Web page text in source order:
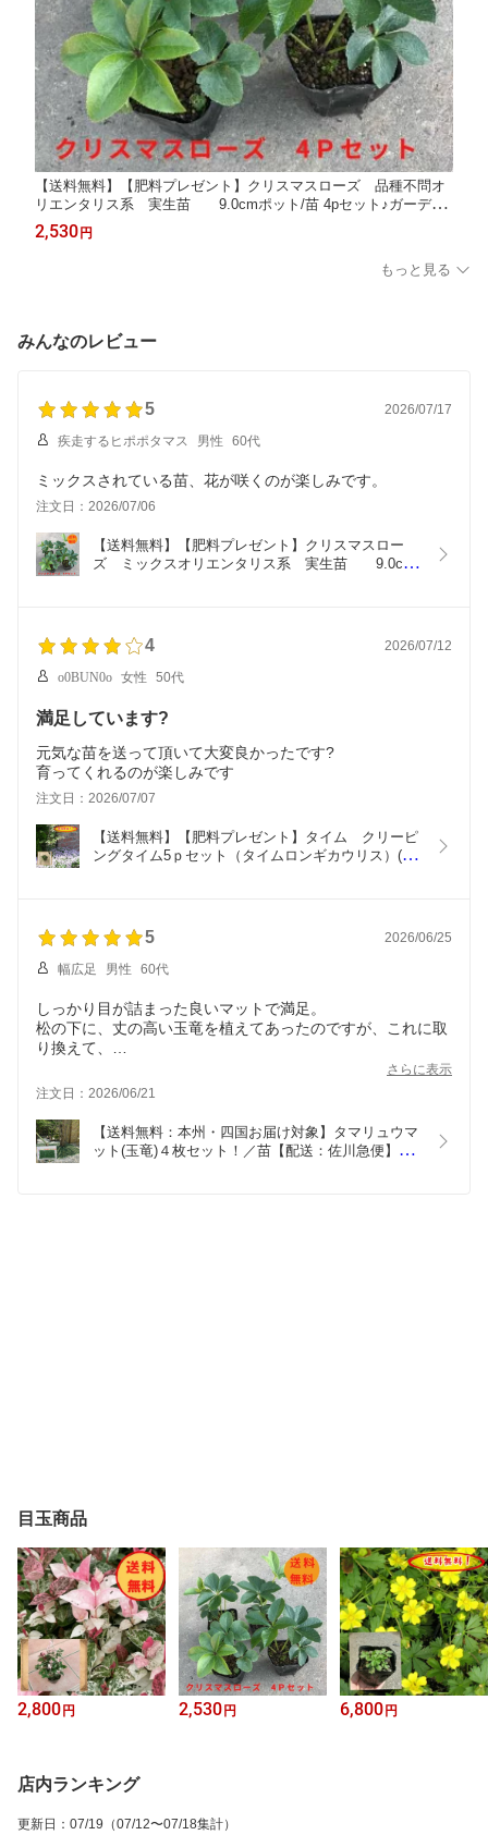
【送料無料】【肥料プレゼント】クリスマスローズ 品種不問オ
リエンタリス系 実生苗 9.0cmポット/苗 4pセット♪ガーデニ
ング
2,530円
もっと見る
みんなのレビュー
5 2026/07/17
疾走するヒポポタマス 男性 60代
ミックスされている苗、花が咲くのが楽しみです。
注文日：2026/07/06
【送料無料】【肥料プレゼント】クリスマスロー
ズ　ミックスオリエンタリス系　実生苗　　9.0cm
4 2026/07/12
o0BUN0o 女性 50代
満足しています?
元気な苗を送って頂いて大変良かったです?
育ってくれるのが楽しみです
注文日：2026/07/07
【送料無料】【肥料プレゼント】タイム　クリーピ
ングタイム5ｐセット（タイムロンギカウリス）(ピ
5 2026/06/25
幅広足 男性 60代
しっかり目が詰まった良いマットで満足。
松の下に、丈の高い玉竜を植えてあったのですが、これに取
り換えて、
さらに表示
注文日：2026/06/21
【送料無料：本州・四国お届け対象】タマリュウマ
ット(玉竜)４枚セット！／苗【配送：佐川急便】
目玉商品
2,800円 2,530円 6,800円
店内ランキング
更新日 ： 07/19 （07/12〜07/18集計）